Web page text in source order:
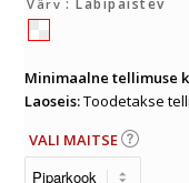
Värv
Minimaalne tellimuse
Laoseis:Toodetakse
VALI MAITSE